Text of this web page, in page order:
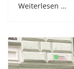
Weiterlesen …